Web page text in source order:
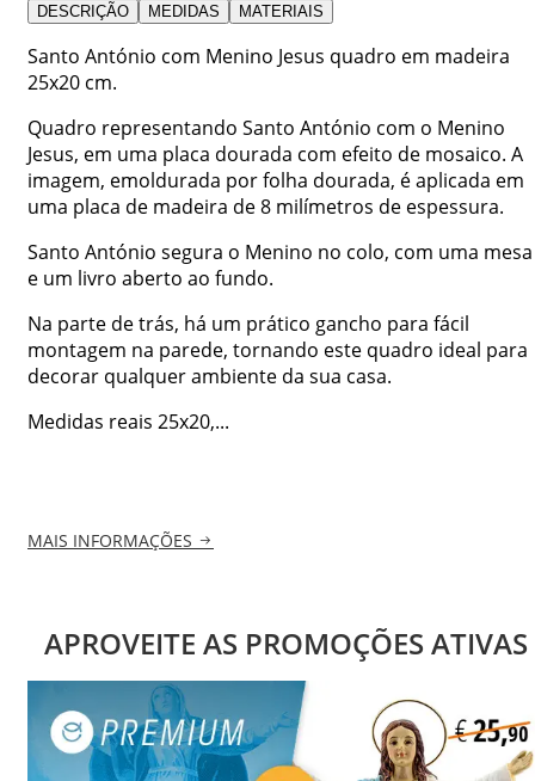
DESCRIÇÃO MEDIDAS MATERIAIS
Santo António com Menino Jesus quadro em madeira
25x20 cm.
Quadro representando Santo António com o Menino
Jesus, em uma placa dourada com efeito de mosaico. A
imagem, emoldurada por folha dourada, é aplicada em
uma placa de madeira de 8 milímetros de espessura.
Santo António segura o Menino no colo, com uma mesa
e um livro aberto ao fundo.
Na parte de trás, há um prático gancho para fácil
montagem na parede, tornando este quadro ideal para
decorar qualquer ambiente da sua casa.
Medidas reais 25x20,...
MAIS INFORMAÇÕES
APROVEITE AS PROMOÇÕES ATIVAS